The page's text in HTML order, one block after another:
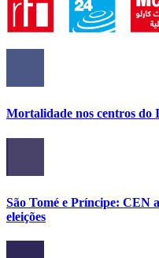
Mortalidade nos centros do
São Tomé e Príncipe: CEN
eleições